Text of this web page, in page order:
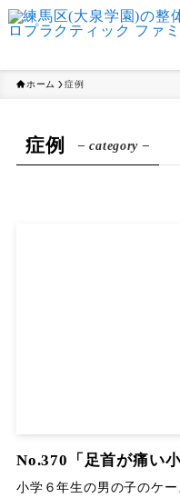
ホーム 症例
症例 – category –
No.370「足首が痛い
小学６年生の男の子のケ